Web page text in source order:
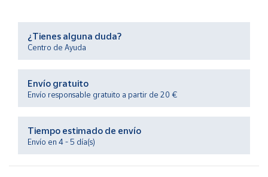
Ayuda
Centro
de ayuda
Contacto
Vendedores
¿Tienes alguna duda?
Centro de Ayuda
Envío gratuito
Envío responsable gratuito a partir de 20 €
Tiempo estimado de envío
Envío en 4 - 5 día(s)